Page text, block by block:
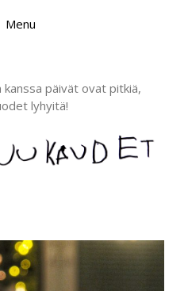
Menu
päivät ovat pitkiä,
lyhyitä!